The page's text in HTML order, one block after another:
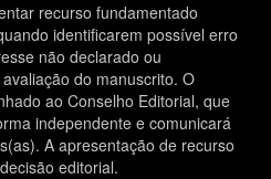
recurso fundamentado
identificarem possível erro
não declarado ou
do manuscrito. O
ao Conselho Editorial, que
independente e comunicará
A apresentação de recurso
editorial.